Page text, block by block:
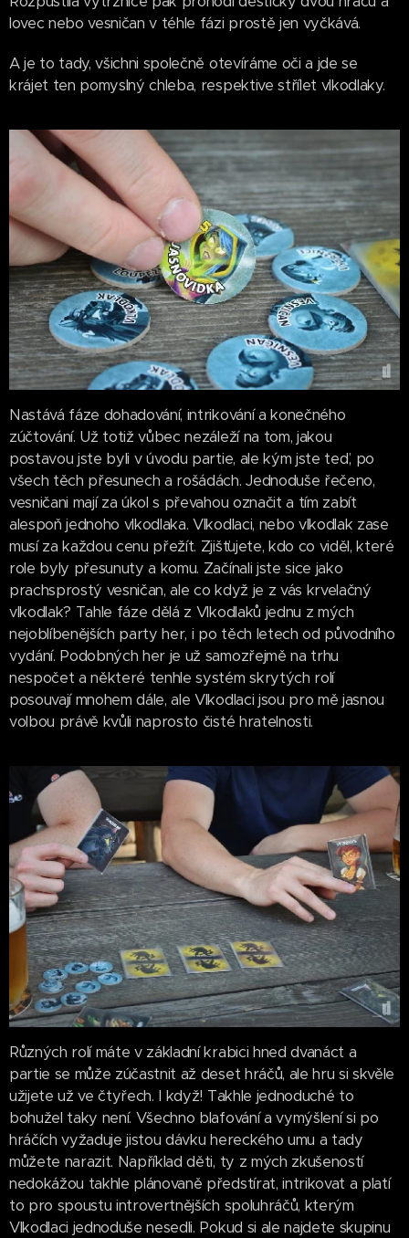
lovec nebo vesničan v téhle fázi prostě jen vyčkává.
A je to tady, všichni společně otevíráme oči a jde se
krájet ten pomyslný chleba, respektive střílet vlkodlaky.
Nastává fáze dohadování, intrikování a konečného
zúčtování. Už totiž vůbec nezáleží na tom, jakou
postavou jste byli v úvodu partie, ale kým jste teď, po
všech těch přesunech a rošádách. Jednoduše řečeno,
vesničani mají za úkol s převahou označit a tím zabít
alespoň jednoho vlkodlaka. Vlkodlaci, nebo vlkodlak zase
musí za každou cenu přežít. Zjišťujete, kdo co viděl, které
role byly přesunuty a komu. Začínali jste sice jako
prachsprostý vesničan, ale co když je z vás krvelačný
vlkodlak? Tahle fáze dělá z Vlkodlaků jednu z mých
nejoblíbenějších party her, i po těch letech od původního
vydání. Podobných her je už samozřejmě na trhu
nespočet a některé tenhle systém skrytých rolí
posouvají mnohem dále, ale Vlkodlaci jsou pro mě jasnou
volbou právě kvůli naprosto čisté hratelnosti.
Různých rolí máte v základní krabici hned dvanáct a
partie se může zúčastnit až deset hráčů, ale hru si skvěle
užijete už ve čtyřech. I když! Takhle jednoduché to
bohužel taky není. Všechno blafování a vymýšlení si po
hráčích vyžaduje jistou dávku hereckého umu a tady
můžete narazit. Například děti, ty z mých zkušeností
nedokážou takhle plánovaně předstírat, intrikovat a platí
to pro spoustu introvertnějších spoluhráčů, kterým
Vlkodlaci jednoduše nesedli. Pokud si ale najdete skupinu